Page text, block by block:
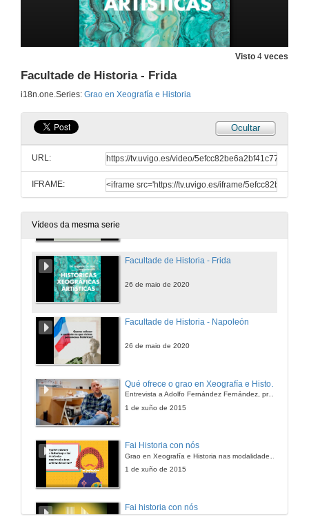
Visto 4 veces
Facultade de Historia - Frida
i18n.one.Series: Grao en Xeografía e Historia
Ocultar
URL:
IFRAME:
Vídeos da mesma serie
14 de xul. de 2020
14 de xul. de 2020
A pandemia non nos para
26 de maio de 2020
Facultade de Historia - Cleopatra
Facultade de Historia - Frida
26 de maio de 2020
Facultade de Historia - Napoleón
26 de maio de 2020
Entrevista a Adolfo Fernández Fernández, profesor e investigador distinguido na Facultade de Historia
1 de xuño de 2015
Fai Historia con nós
1 de xuño de 2015
Fai historia con nós
Grao en Xeografía e Historia nas modalidades presencial e semipresencial